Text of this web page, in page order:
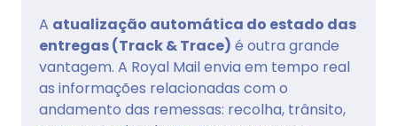
A atualização automática do estado das
entregas (Track & Trace) é outra grande
vantagem. A Royal Mail envia em tempo real
as informações relacionadas com o
andamento das remessas: recolha, trânsito,